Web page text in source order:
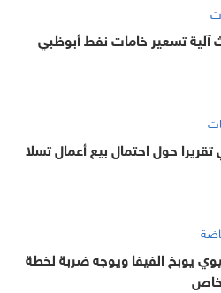
تسعير خامات نفط أبوظبي
حول احتمال بيع أعمال تسلا
يوبخ الفيفا ويوجه ضربة لخطة